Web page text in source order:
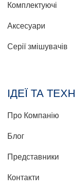
Комплектуючі
Аксесуари
Серії змішувачів
ІДЕЇ ТА
Про Компанію
Блог
Представники
Контакти